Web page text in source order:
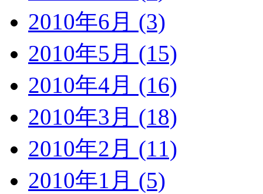
2010年6月 (3)
2010年5月 (15)
2010年4月 (16)
2010年3月 (18)
2010年2月 (11)
2010年1月 (5)